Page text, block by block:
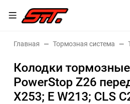
Главная Тормозная система
Колодки
PowerStop Z26
X253; E W213; CLS